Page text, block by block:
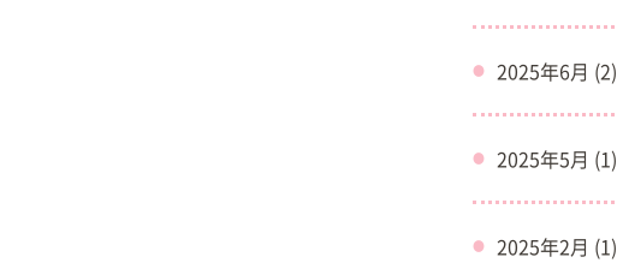
2025年6月 (2)
2025年5月 (1)
2025年2月 (1)